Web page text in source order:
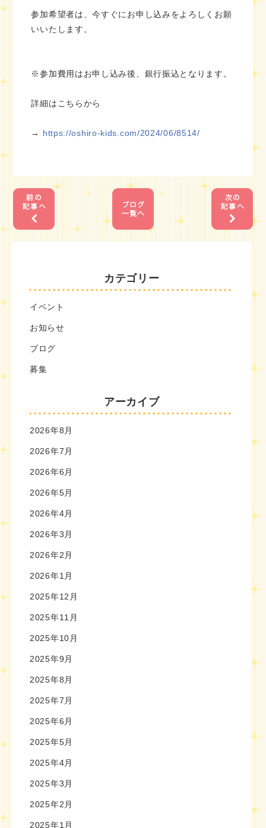
カテゴリー
イベント
お知らせ
ブログ
募集
アーカイブ
2026年8月
2026年7月
2026年6月
2026年5月
2026年4月
2026年3月
2026年2月
2026年1月
2025年12月
2025年11月
2025年10月
2025年9月
2025年8月
2025年7月
2025年6月
2025年5月
2025年4月
2025年3月
2025年2月
2025年1月
参加希望者は、今すぐにお申し込みをよろしくお願
いいたします。
※参加費用はお申し込み後、銀行振込となります。
詳細はこちらから
→ https://oshiro-kids.com/2024/06/8514/
1